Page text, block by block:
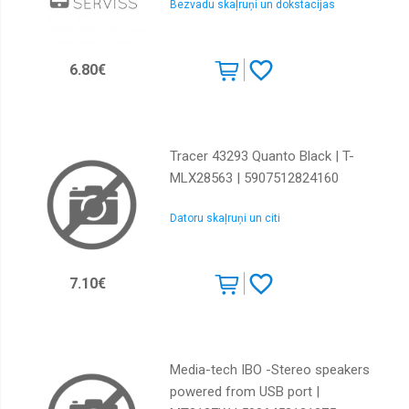
Bezvadu skaļruņi un dokstacijas
6.80€
Tracer 43293 Quanto Black | T-
MLX28563 | 5907512824160
Datoru skaļruņi un citi
7.10€
Media-tech IBO -Stereo speakers
powered from USB port |